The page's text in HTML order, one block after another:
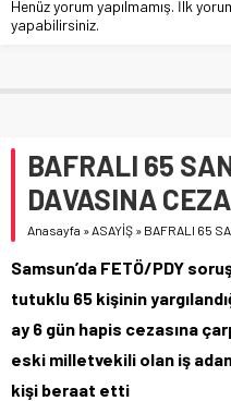
Henüz yorum yapılmamış. İlk
yapabilirsiniz.
BAFRALI 65
DAVASINA
Anasayfa »ASAYİŞ » BAFRALI 65
Samsun’da FETÖ/PDY
tutuklu 65 kişinin
ay 6 gün hapis cezasına
eski milletvekili olan iş
kişi beraat etti